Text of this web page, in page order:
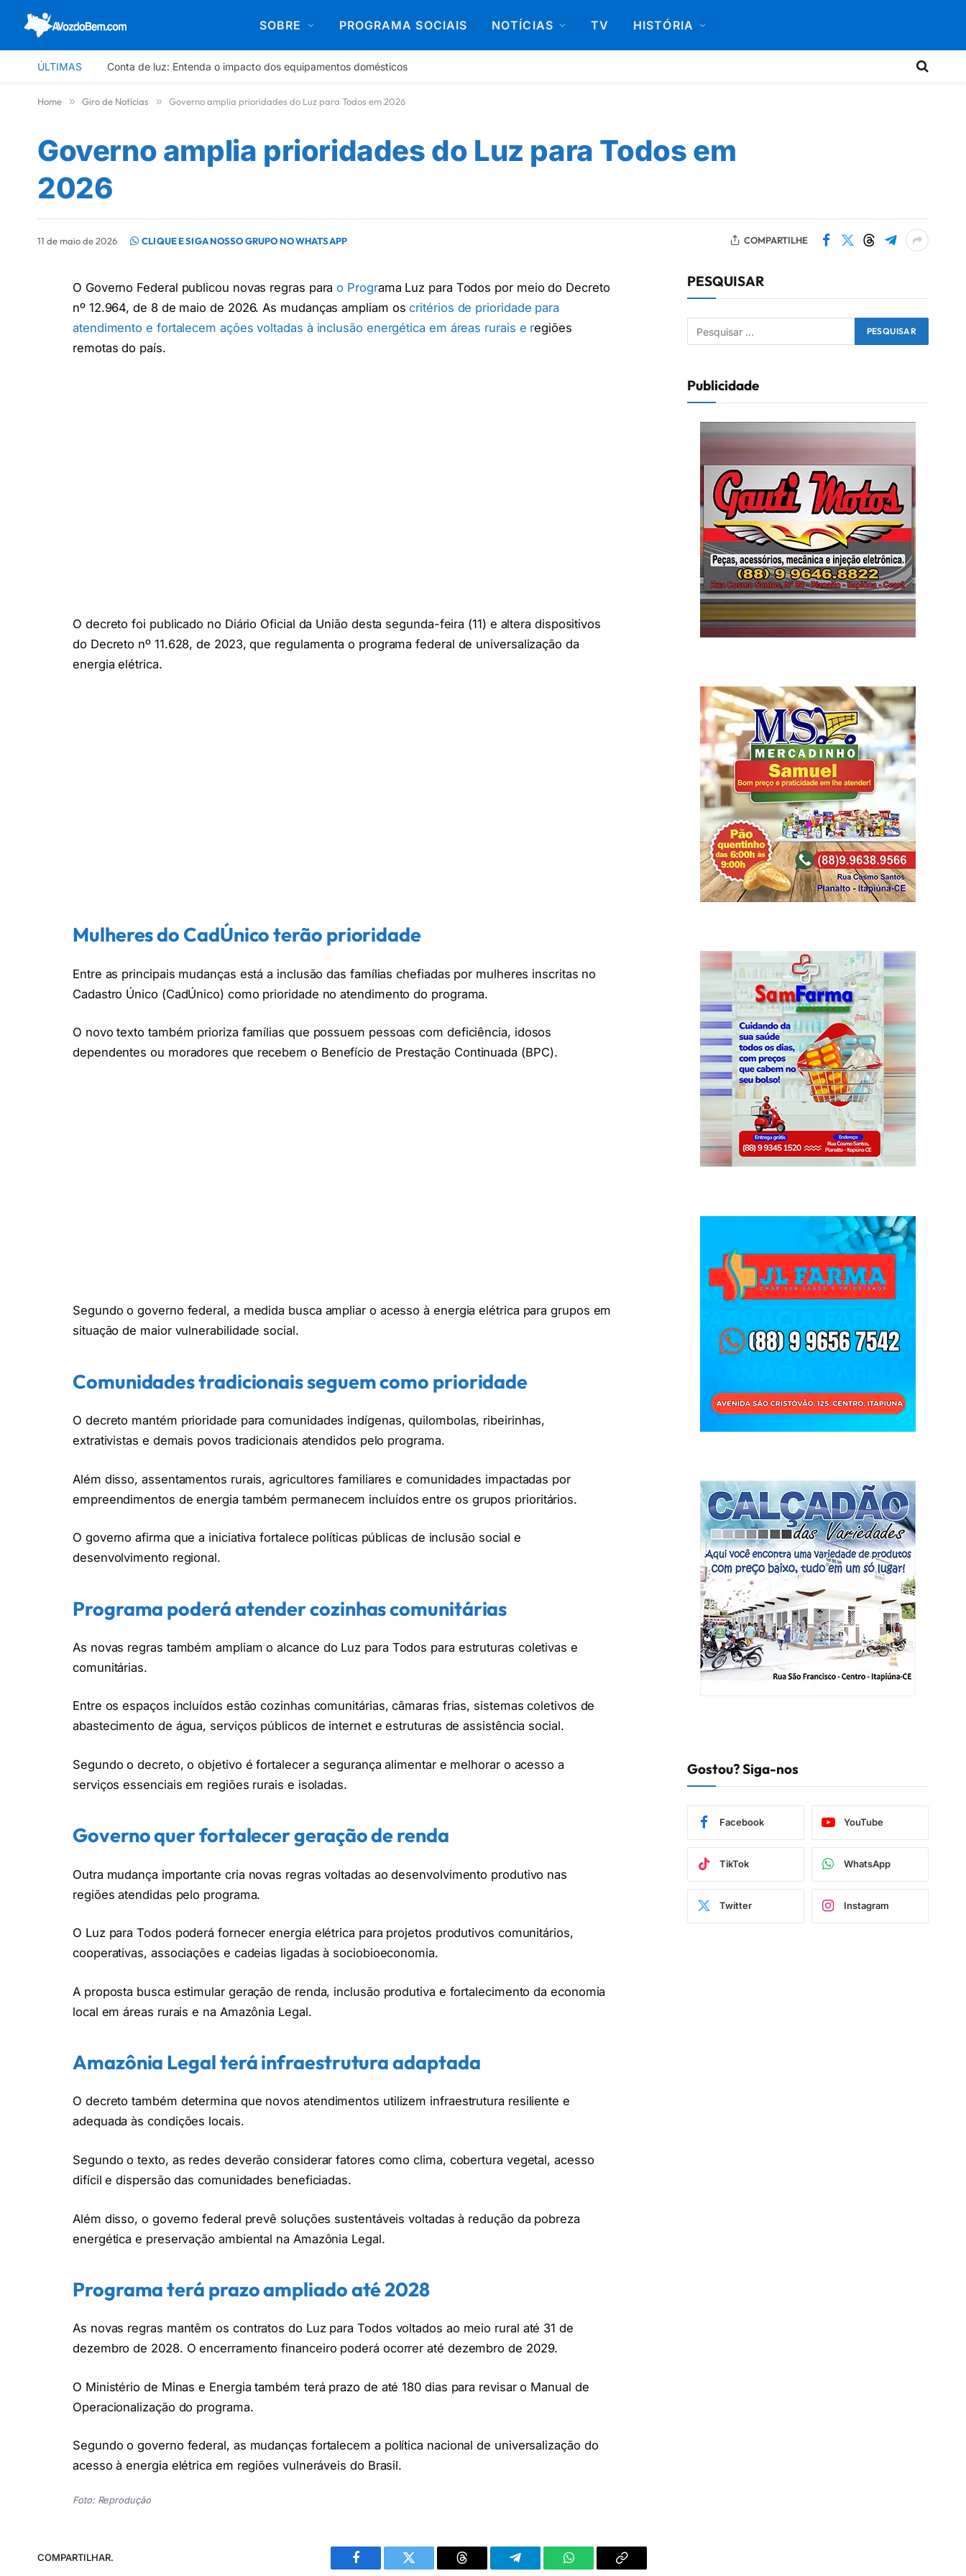
SOBRE PROGRAMA SOCIAIS NOTÍCIAS TV HISTÓRIA
ÚLTIMAS Conta de luz: Entenda o impacto dos equipamentos domésticos
Home » Giro de Notícias » Governo amplia prioridades do Luz para Todos em 2026
Governo amplia prioridades do Luz para Todos em
2026
11 de maio de 2026 CLIQUE E SIGA NOSSO GRUPO NO WHATSAPP COMPARTILHE
O Governo Federal publicou novas regras parao Programa Luz para Todos por meio do Decreto
nº 12.964, de 8 de maio de 2026. As mudanças ampliam oscritérios de prioridade para
atendimento e fortalecem ações voltadas à inclusão energética em áreas rurais e regiões
remotas do país.
O decreto foi publicado no Diário Oficial da União desta segunda-feira (11) e altera dispositivos
do Decreto nº 11.628, de 2023, que regulamenta o programa federal de universalização da
energia elétrica.
Mulheres do CadÚnico terão prioridade
Entre as principais mudanças está a inclusão das famílias chefiadas por mulheres inscritas no
Cadastro Único (CadÚnico) como prioridade no atendimento do programa.
O novo texto também prioriza famílias que possuem pessoas com deficiência, idosos
dependentes ou moradores que recebem o Benefício de Prestação Continuada (BPC).
Segundo o governo federal, a medida busca ampliar o acesso à energia elétrica para grupos em
situação de maior vulnerabilidade social.
Comunidades tradicionais seguem como prioridade
O decreto mantém prioridade para comunidades indígenas, quilombolas, ribeirinhas,
extrativistas e demais povos tradicionais atendidos pelo programa.
Além disso, assentamentos rurais, agricultores familiares e comunidades impactadas por
empreendimentos de energia também permanecem incluídos entre os grupos prioritários.
O governo afirma que a iniciativa fortalece políticas públicas de inclusão social e
desenvolvimento regional.
Programa poderá atender cozinhas comunitárias
As novas regras também ampliam o alcance do Luz para Todos para estruturas coletivas e
comunitárias.
Entre os espaços incluídos estão cozinhas comunitárias, câmaras frias, sistemas coletivos de
abastecimento de água, serviços públicos de internet e estruturas de assistência social.
Segundo o decreto, o objetivo é fortalecer a segurança alimentar e melhorar o acesso a
serviços essenciais em regiões rurais e isoladas.
Governo quer fortalecer geração de renda
Outra mudança importante cria novas regras voltadas ao desenvolvimento produtivo nas
regiões atendidas pelo programa.
O Luz para Todos poderá fornecer energia elétrica para projetos produtivos comunitários,
cooperativas, associações e cadeias ligadas à sociobioeconomia.
A proposta busca estimular geração de renda, inclusão produtiva e fortalecimento da economia
local em áreas rurais e na Amazônia Legal.
Amazônia Legal terá infraestrutura adaptada
O decreto também determina que novos atendimentos utilizem infraestrutura resiliente e
adequada às condições locais.
Segundo o texto, as redes deverão considerar fatores como clima, cobertura vegetal, acesso
difícil e dispersão das comunidades beneficiadas.
Além disso, o governo federal prevê soluções sustentáveis voltadas à redução da pobreza
energética e preservação ambiental na Amazônia Legal.
Programa terá prazo ampliado até 2028
As novas regras mantêm os contratos do Luz para Todos voltados ao meio rural até 31 de
dezembro de 2028. O encerramento financeiro poderá ocorrer até dezembro de 2029.
O Ministério de Minas e Energia também terá prazo de até 180 dias para revisar o Manual de
Operacionalização do programa.
Segundo o governo federal, as mudanças fortalecem a política nacional de universalização do
acesso à energia elétrica em regiões vulneráveis do Brasil.
Foto: Reprodução
COMPARTILHAR.
Facebook Twitter Threads Telegram WhatsAppCopiar
PESQUISAR
Publicidade
Gostou? Siga-nos
Facebook YouTube
TikTok WhatsApp
Twitter Instagram